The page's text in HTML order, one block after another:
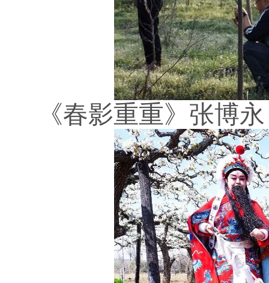
《春影重重》张博永